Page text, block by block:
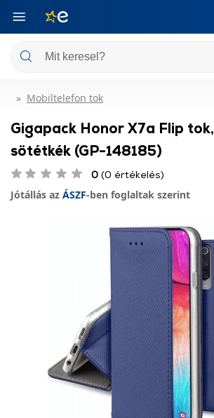
Mobiltelefon tok
Gigapack Honor X7a Flip tok,
sötétkék (GP-148185)
0 (0 értékelés)
Jótállás az ÁSZF-ben foglaltak szerint